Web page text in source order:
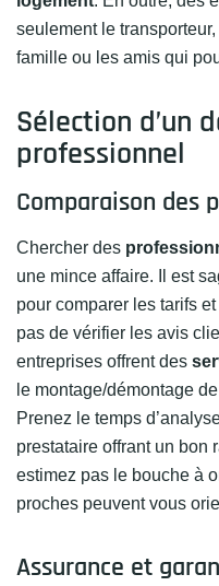
seulement le
famille ou les amis qui
Sélection d’un
professionnel
Comparaison des
Chercher des
une mince affaire. Il est
pour comparer les tarifs
pas de vérifier les avis
entreprises offrent des
le montage/démontage de
Prenez le temps
prestataire offrant un bon
estimez pas le bouche à
proches peuvent vous
Assurance et